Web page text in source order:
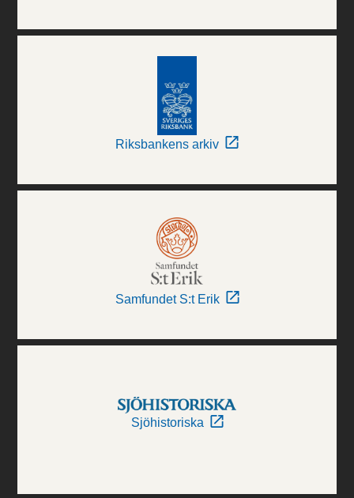
Riksbankens arkiv
Samfundet S:t Erik
Sjöhistoriska